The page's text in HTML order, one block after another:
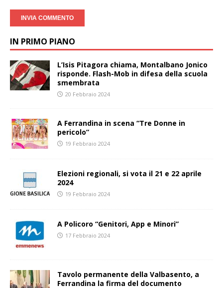
IN PRIMO PIANO
L’Isis Pitagora chiama, Montalbano Jonico
risponde. Flash-Mob in difesa della scuola
smembrata
20 Febbraio 2024
A Ferrandina in scena “Tre Donne in
pericolo”
19 Febbraio 2024
Elezioni regionali, si vota il 21 e 22 aprile
2024
19 Febbraio 2024
A Policoro “Genitori, App e Minori”
17 Febbraio 2024
Tavolo permanente della Valbasento, a
Ferrandina la firma del documento